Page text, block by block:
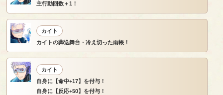
主行動回数＋1！
カイト
カイトの葬送舞台・冷え切った雨帳！
カイト
自身に【命中+17】を付与！
自身に【反応+50】を付与！